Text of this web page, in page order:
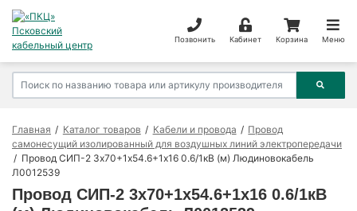
Позвонить Кабинет Корзина Меню
Главная Каталог товаров Кабели и провода
Провод
самонесущий изолированный для воздушных линий электропередачи
Провод СИП-2 3х70+1х54.6+1х16 0.6/1кВ (м) Людиновокабель
Л0012539
Провод СИП-2 3х70+1х54.6+1х16 0.6/1кВ